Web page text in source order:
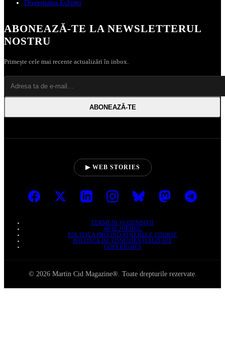
Diversitatea Echipei
ABONEAZĂ‑TE LA NEWSLETTERUL
NOSTRU
Primește cele mai recente actualizări în inbox.
ABONEAZĂ‑TE
▶ WEB STORIES
TERMENI ȘI CONDIȚII
AVIZ JURIDIC
POLITICA PRIVIND FIȘIERELE COOKIE
POLITICA DE CONFIDENȚIALITATE
COPYRIGHTS
© 2026 Martin Cid Magazine®. Toate drepturile rezervate.